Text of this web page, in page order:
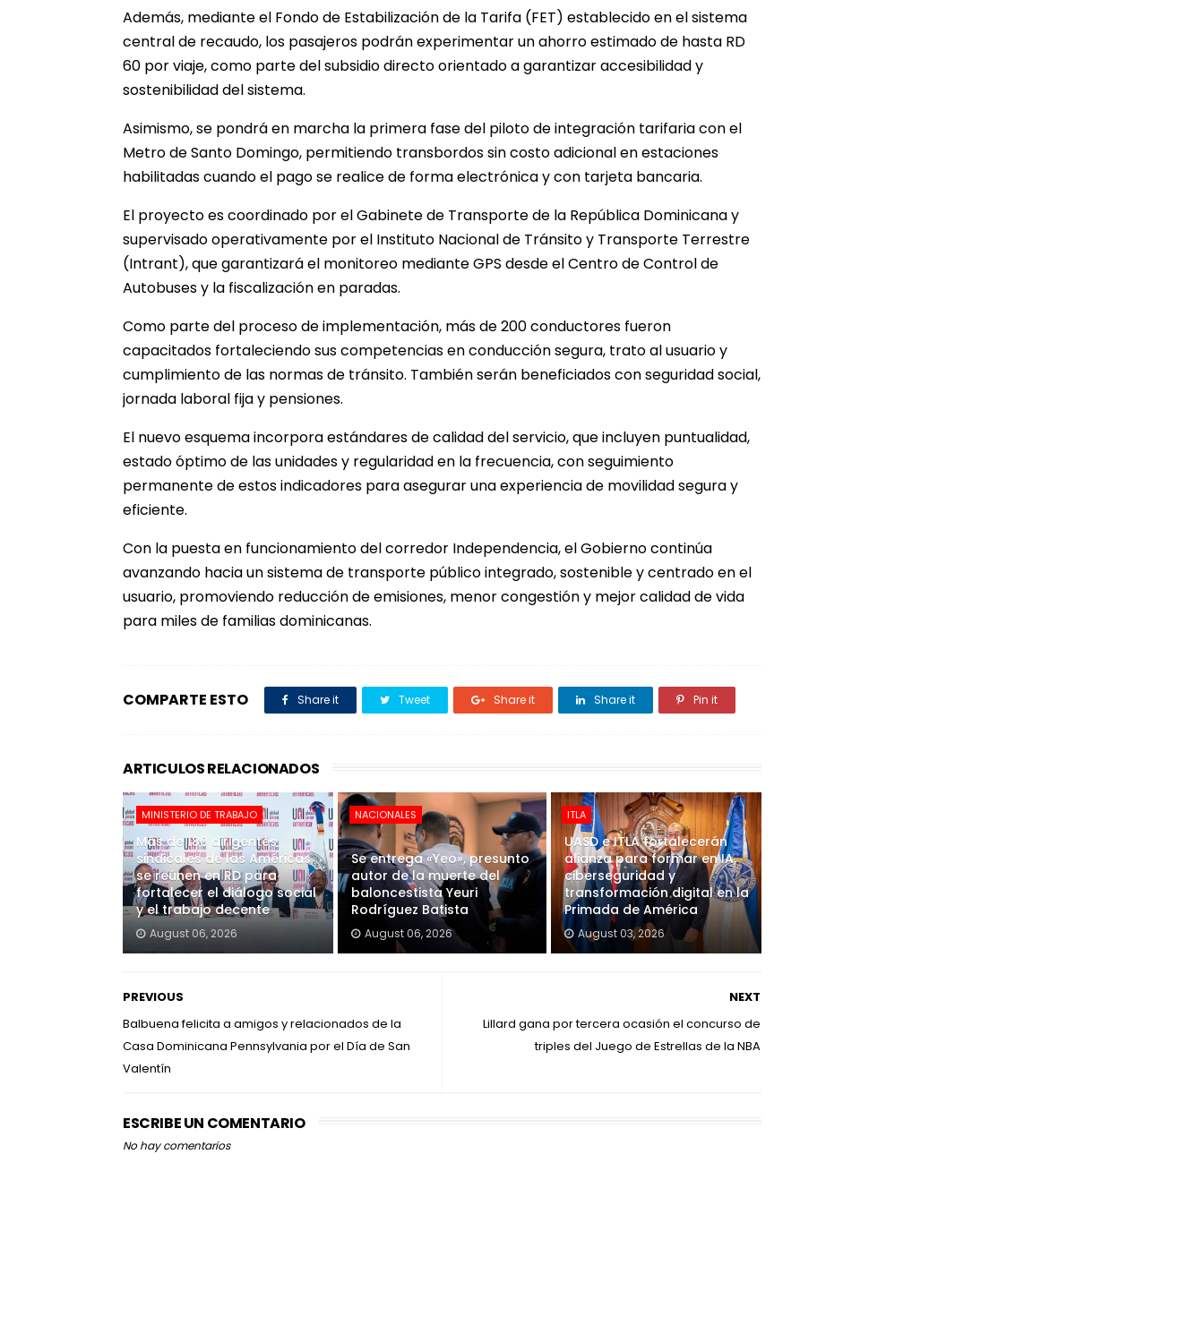
Además, mediante el Fondo de Estabilización de la Tarifa (FET) establecido en el sistema
central de recaudo, los pasajeros podrán experimentar un ahorro estimado de hasta RD
60 por viaje, como parte del subsidio directo orientado a garantizar accesibilidad y
sostenibilidad del sistema.
Asimismo, se pondrá en marcha la primera fase del piloto de integración tarifaria con el
Metro de Santo Domingo, permitiendo transbordos sin costo adicional en estaciones
habilitadas cuando el pago se realice de forma electrónica y con tarjeta bancaria.
El proyecto es coordinado por el Gabinete de Transporte de la República Dominicana y
supervisado operativamente por el Instituto Nacional de Tránsito y Transporte Terrestre
(Intrant), que garantizará el monitoreo mediante GPS desde el Centro de Control de
Autobuses y la fiscalización en paradas.
Como parte del proceso de implementación, más de 200 conductores fueron
capacitados fortaleciendo sus competencias en conducción segura, trato al usuario y
cumplimiento de las normas de tránsito. También serán beneficiados con seguridad social,
jornada laboral fija y pensiones.
El nuevo esquema incorpora estándares de calidad del servicio, que incluyen puntualidad,
estado óptimo de las unidades y regularidad en la frecuencia, con seguimiento
permanente de estos indicadores para asegurar una experiencia de movilidad segura y
eficiente.
Con la puesta en funcionamiento del corredor Independencia, el Gobierno continúa
avanzando hacia un sistema de transporte público integrado, sostenible y centrado en el
usuario, promoviendo reducción de emisiones, menor congestión y mejor calidad de vida
para miles de familias dominicanas.
COMPARTE ESTO Share it Tweet Share it Share it Pin it
ARTICULOS RELACIONADOS
MINISTERIO DE TRABAJO
Más de 180 dirigentes
sindicales de las Américas
se reúnen en RD para
fortalecer el diálogo social
y el trabajo decente
August 06, 2026
NACIONALES
Se entrega «Yeo», presunto
autor de la muerte del
baloncestista Yeuri
Rodríguez Batista
August 06, 2026
ITLA
UASD e ITLA fortalecerán
alianza para formar en IA,
ciberseguridad y
transformación digital en la
Primada de América
August 03, 2026
NEXT
Lillard gana por tercera ocasión el concurso de
triples del Juego de Estrellas de la NBA
PREVIOUS
Balbuena felicita a amigos y relacionados de la
Casa Dominicana Pennsylvania por el Día de San
Valentín
ESCRIBE UN COMENTARIO
No hay comentarios